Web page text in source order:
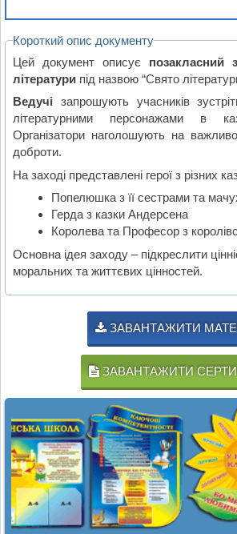
Короткий опис документу
Цей документ описує позакласний
літератури під назвою “Свято
Ведучі запрошують учасників
літературними персонажами в
Організатори наголошують на
доброти.
На заході представлені герої з різних
Попелюшка з її сестрами та
Герда з казки Андерсена
Королева та Професор з
Основна ідея заходу – підкреслити
моральних та життєвих цінностей.
ЗАВАНТАЖИТИ
ЗАВАНТАЖИТИ